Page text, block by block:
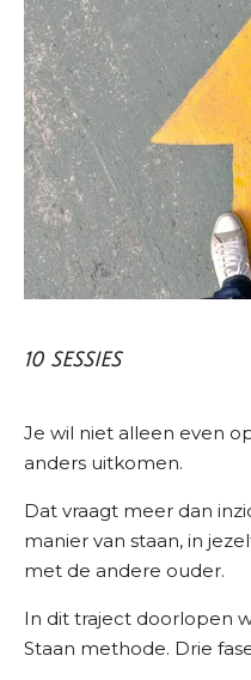
10 SESSIES
Je wil niet alleen even
anders uitkomen.
Dat vraagt meer dan
manier van staan, in
met de andere ouder.
In dit traject doorlopen
Staan methode. Drie